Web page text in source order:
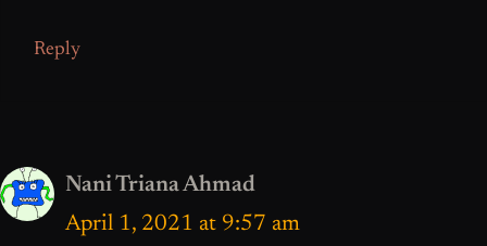
Reply
Nani Triana Ahmad
April 1, 2021 at 9:57 am